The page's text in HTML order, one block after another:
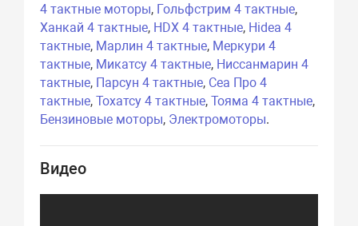
4 тактные моторы, Гольфстрим 4 тактные,
Ханкай 4 тактные, HDX 4 тактные, Hidea 4
тактные, Марлин 4 тактные, Меркури 4
тактные, Микатсу 4 тактные, Ниссанмарин 4
тактные, Парсун 4 тактные, Сеа Про 4
тактные,Тохатсу 4 тактные,Тояма 4 тактные,
Бензиновые моторы, Электромоторы.
Видео